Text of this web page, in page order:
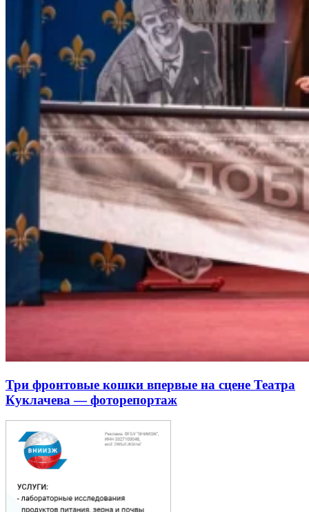
Три фронтовые кошки впервые на сцене Театра
Куклачева — фоторепортаж